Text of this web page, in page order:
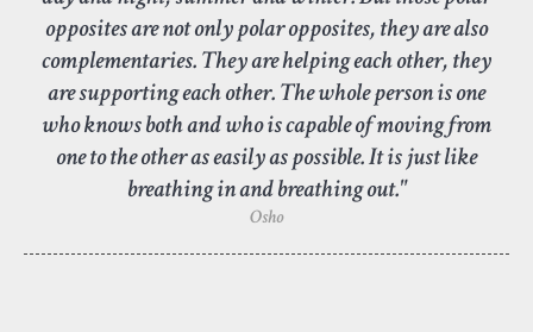
opposites are not only polar opposites, they are also
complementaries. They are helping each other, they
are supporting each other. The whole person is one
who knows both and who is capable of moving from
one to the other as easily as possible. It is just like
breathing in and breathing out."
Osho